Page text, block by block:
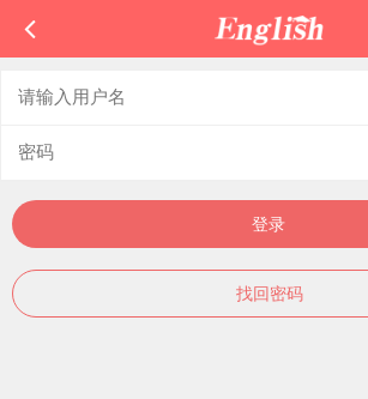
登录
找回密码